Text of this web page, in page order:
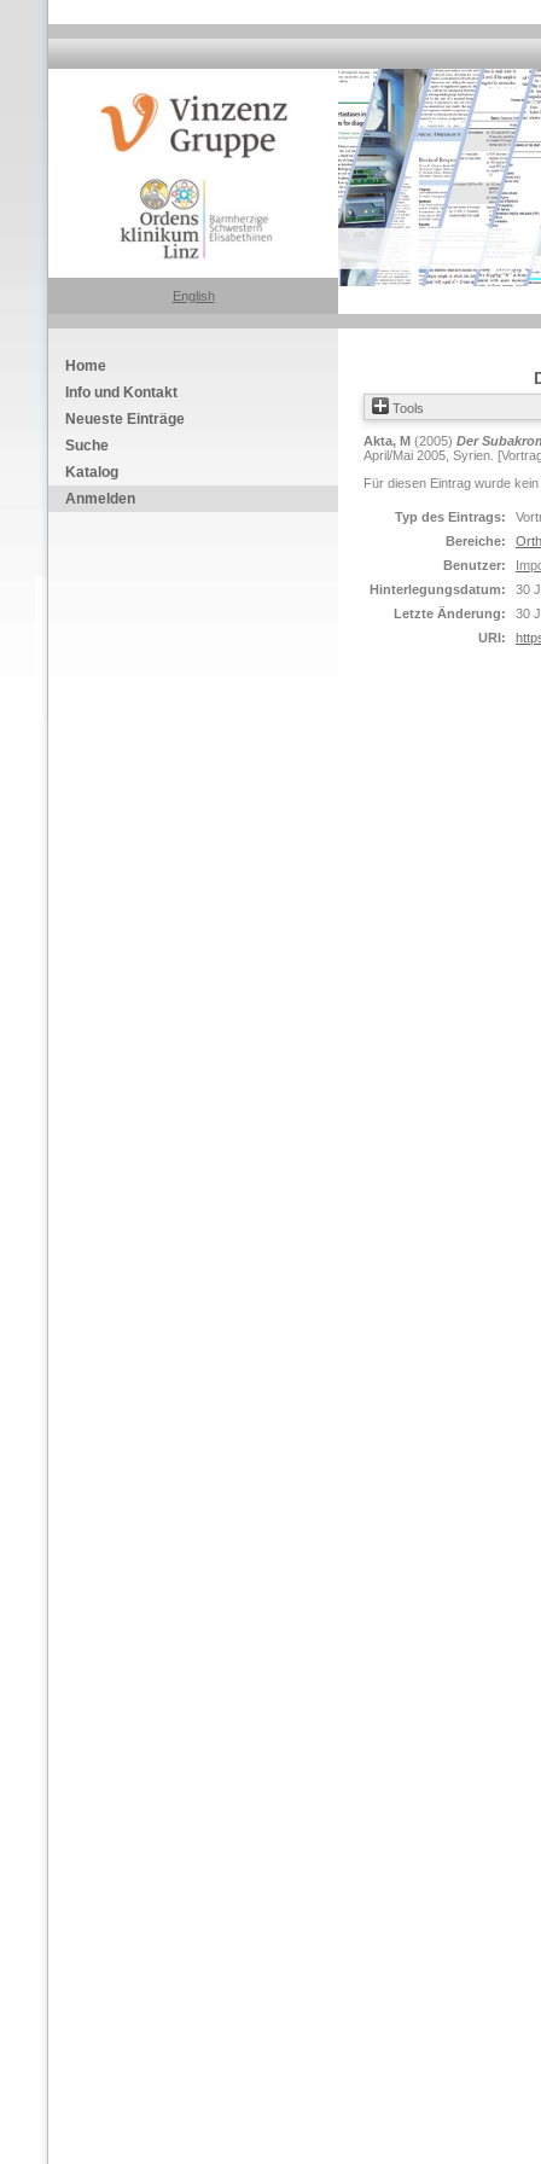
English
Home
Info und Kontakt
Neueste Einträge
Suche
Katalog
Anmelden
Tools
Akta, M (2005) Der
April/Mai 2005, Syrien.
Für diesen Eintrag wurde
Typ des Eintrags:
Bereiche:
Benutzer:
Hinterlegungsdatum:
30
Letzte Änderung:
30
URI: